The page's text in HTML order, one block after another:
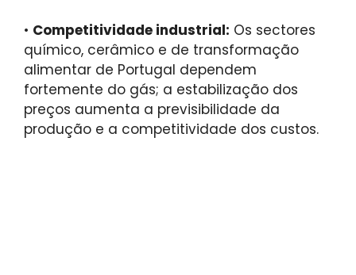
• Competitividade industrial: Os sectores
químico, cerâmico e de transformação
alimentar de Portugal dependem
fortemente do gás; a estabilização dos
preços aumenta a previsibilidade da
produção e a competitividade dos custos.